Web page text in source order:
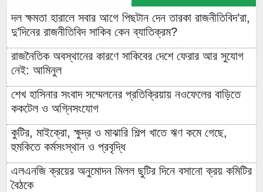
দল ক্ষমতা হারালে সবার আগে পিছটান দেন তারকা রাজনীতিবিদ’রা,
দু’দিনের রাজনীতিবিদ সাকিব কেন ব্যাতিক্রম?
রাজনৈতিক অবস্থানের কারণে সাকিবের দেশে ফেরার আর সুযোগ
নেই: আমিনুল
শেখ হাসিনার সংবাদ সম্মেলনের প্রতিক্রিয়ায় নওফেলের বাড়িতে
ককটেল ও অগ্নিসংযোগ
কুটির, মাইক্রো, ক্ষুদ্র ও মাঝারি শিল্প খাতে ঋণ কমে গেছে,
হুমকিতে কর্মসংস্থান ও প্রবৃদ্ধি
এলএনজি ক্রয়ের অনুমোদন মিলল ছুটির দিনে বসানো ক্রয় কমিটির
বৈঠকে